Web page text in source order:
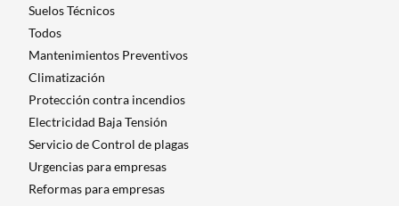
Suelos Técnicos
Todos
Mantenimientos Preventivos
Climatización
Protección contra incendios
Electricidad Baja Tensión
Servicio de Control de plagas
Urgencias para empresas
Reformas para empresas